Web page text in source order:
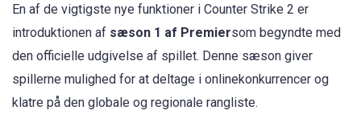
En af de vigtigste nye funktioner i Counter Strike 2 er
introduktionen af sæson 1 af Premiersom begyndte med
den officielle udgivelse af spillet. Denne sæson giver
spillerne mulighed for at deltage i onlinekonkurrencer og
klatre på den globale og regionale rangliste.